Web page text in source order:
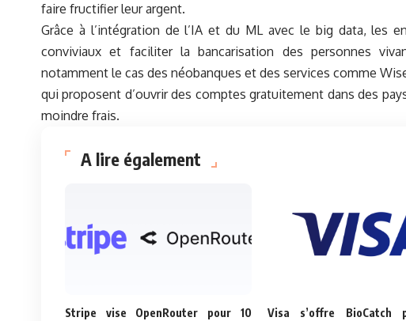
faire fructifier leur argent.
Grâce à l’intégration de l’IA et du ML avec le big data, les
conviviaux et faciliter la bancarisation des personnes
notamment le cas des néobanques et des services comme
qui proposent d’ouvrir des comptes gratuitement dans des
moindre frais.
A lire également
Stripe vise OpenRouter pour 10
Visa s’offre BioCatch